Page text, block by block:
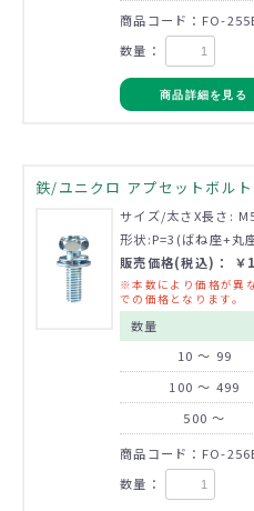
商品コード：FO-
数量：
商品詳細を見る
鉄/ユニクロ アプセットボル
サイズ/太さX長さ:
形状:P=3(ばね座+丸
販売価格(税込)： ￥
※本数により価格が異
での価格となります。
数量
10 ～ 99
100 ～ 499
500 ～
商品コード：FO-
数量：